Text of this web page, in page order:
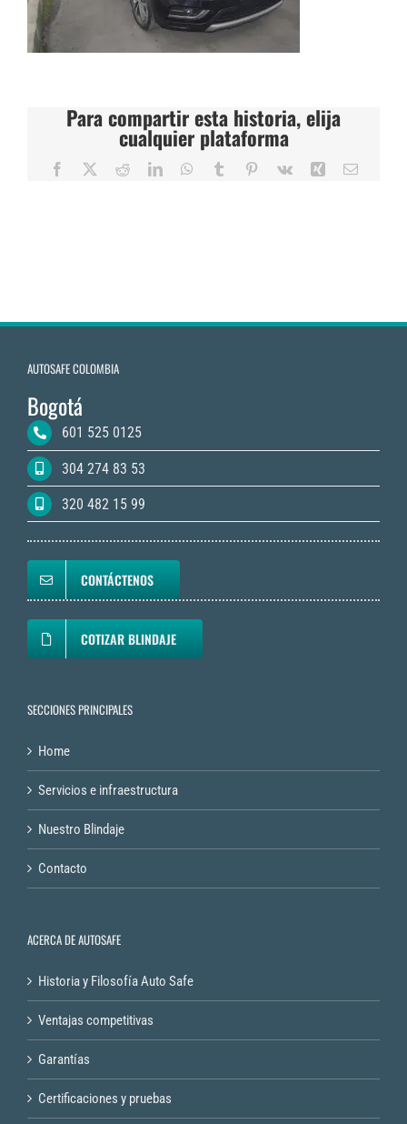
Para compartir esta historia, elija
cualquier plataforma
Facebook RedditLinkedInWhatsApp
Tumblr Pinterest
Vk Xing Correo
AUTOSAFE COLOMBIA
Bogotá
601 525 0125
304 274 83 53
320 482 15 99
CONTÁCTENOS
COTIZAR BLINDAJE
SECCIONES PRINCIPALES
Home
Servicios e infraestructura
Nuestro Blindaje
Contacto
ACERCA DE AUTOSAFE
Historia y Filosofía Auto Safe
Ventajas competitivas
Garantías
Certificaciones y pruebas